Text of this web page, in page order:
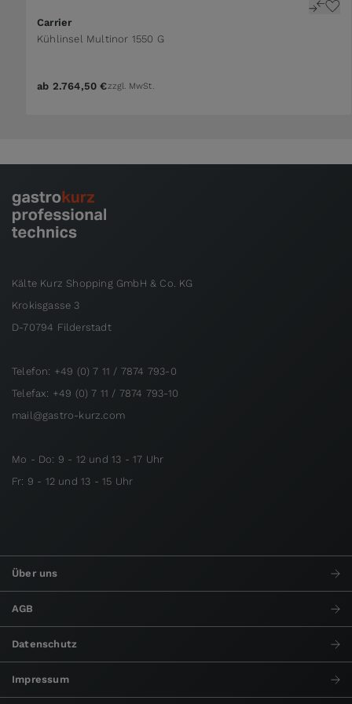
Carrier
Kühlinsel Multinor 1550 G
ab 2.764,50 €zzgl. MwSt.
Kälte Kurz Shopping GmbH & Co. KG
Krokisgasse 3
D-70794 Filderstadt
Telefon: +49 (0) 7 11 / 7874 793-0
Telefax: +49 (0) 7 11 / 7874 793-10
mail@gastro-kurz.com
Mo - Do: 9 - 12 und 13 - 17 Uhr
Fr: 9 - 12 und 13 - 15 Uhr
Über uns
AGB
Datenschutz
Impressum